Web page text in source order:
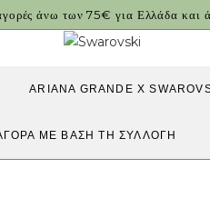
άνω των 75€ για Ελλάδα
ARIANA GRANDE X
ΜΕ ΒΆΣΗ ΤΗ ΣΥΛΛΟΓΉ